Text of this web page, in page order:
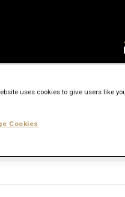
uses cookies to give users like
Cookies